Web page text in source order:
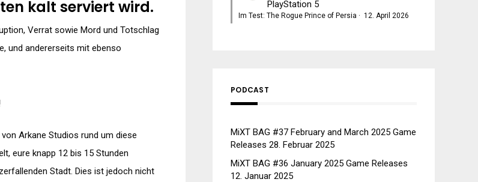
kalt serviert wird.
Verrat sowie Mord und Totschlag
und andererseits mit ebenso
Arkane Studios rund um diese
eure knapp 12 bis 15 Stunden
Stadt. Dies ist jedoch nicht
PlayStation 5
Im Test: The Rogue Prince of Persia · 12. April 2026
PODCAST
MiXT BAG #37 February and March 2025 Game
Releases 28. Februar 2025
MiXT BAG #36 January 2025 Game Releases
12. Januar 2025